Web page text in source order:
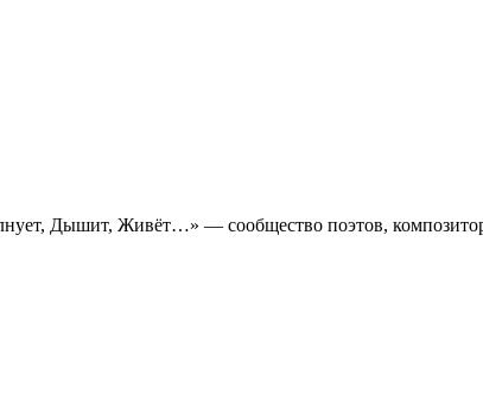
Дышит, Живёт…» — сообщество поэтов,